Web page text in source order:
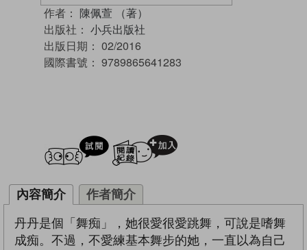
作者： 陳佩萱 （著）
出版社： 小兵出版社
出版日期： 02/2016
國際書號： 9789865641283
試閲
內容簡介 作者簡介
丹丹是個「舞痴」，她很愛很愛跳舞，可說是嗜舞
成痴。不過，不愛練基本舞步的她，一直以為自己